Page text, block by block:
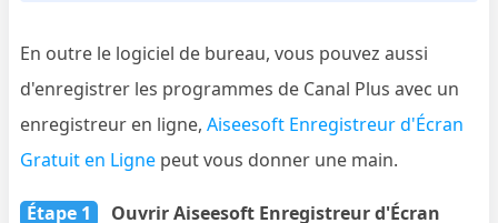
En outre le logiciel de bureau, vous pouvez aussi
d'enregistrer les programmes de Canal Plus avec un
enregistreur en ligne,Aiseesoft Enregistreur d'Écran
Gratuit en Ligne peut vous donner une main.
Étape 1
Ouvrir Aiseesoft Enregistreur d'Écran